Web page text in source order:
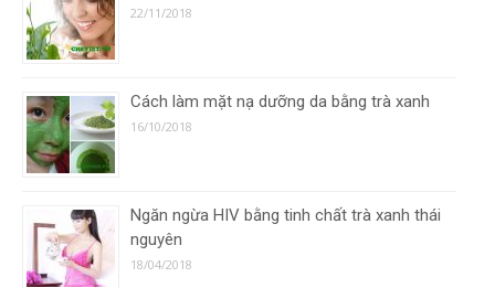
22/11/2018
Cách làm mặt nạ dưỡng da bằng trà xanh
16/10/2018
Ngăn ngừa HIV bằng tinh chất trà xanh thái
nguyên
18/04/2018